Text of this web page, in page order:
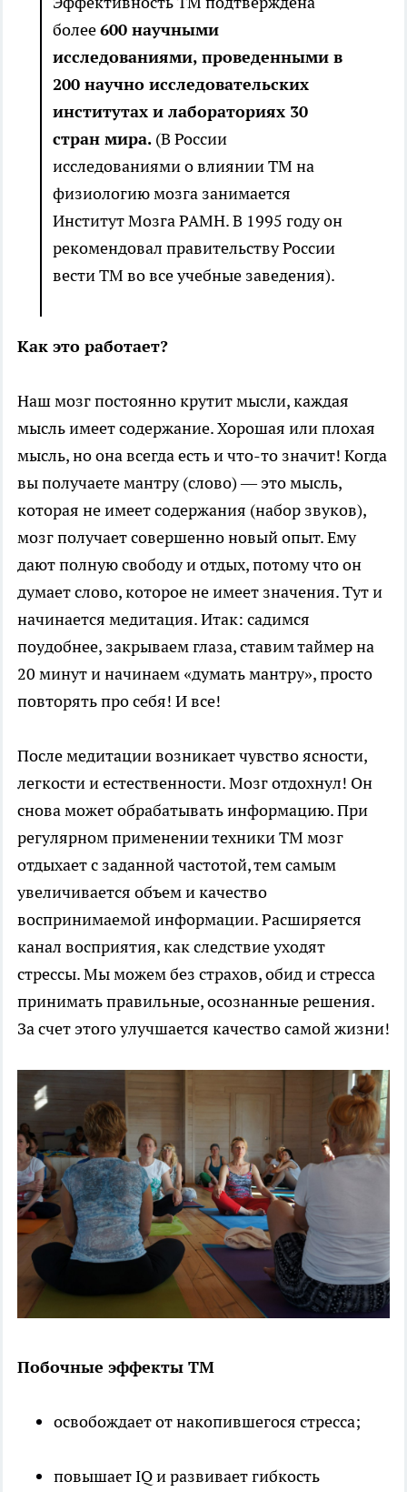
более600 научными
исследованиями, проведенными в
200 научно исследовательских
институтах и лабораториях 30
стран мира. (В России
исследованиями о влиянии ТМ на
физиологию мозга занимается
Институт Мозга РАМН. В 1995 году он
рекомендовал правительству России
вести ТМ во все учебные заведения).
Как это работает?
Наш мозг постоянно крутит мысли, каждая
мысль имеет содержание. Хорошая или плохая
мысль, но она всегда есть и что-то значит! Когда
вы получаете мантру (слово) — это мысль,
которая не имеет содержания (набор звуков),
мозг получает совершенно новый опыт. Ему
дают полную свободу и отдых, потому что он
думает слово, которое не имеет значения. Тут и
начинается медитация. Итак: садимся
поудобнее, закрываем глаза, ставим таймер на
20 минут и начинаем «думать мантру», просто
повторять про себя! И все!
После медитации возникает чувство ясности,
легкости и естественности. Мозг отдохнул! Он
снова может обрабатывать информацию. При
регулярном применении техники ТМ мозг
отдыхает с заданной частотой, тем самым
увеличивается объем и качество
воспринимаемой информации. Расширяется
канал восприятия, как следствие уходят
стрессы. Мы можем без страхов, обид и стресса
принимать правильные, осознанные решения.
За счет этого улучшается качество самой жизни!
Побочные эффекты ТМ
освобождает от накопившегося стресса;
повышает IQ и развивает гибкость